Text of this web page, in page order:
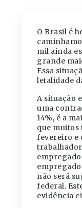
O Brasil é
mil ainda
grande
Essa
letalidade
A situação
uma
14%, é a
que muitos
fevereiro e
não será
federal.
evidência